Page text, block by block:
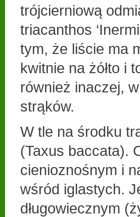
trójcierniową
triacanthos
tym, że liście ma
kwitnie na żółto i
również inaczej,
strąków.
W tle na środku
(Taxus baccata).
cienioznośnym i
wśród iglastych.
długowiecznym